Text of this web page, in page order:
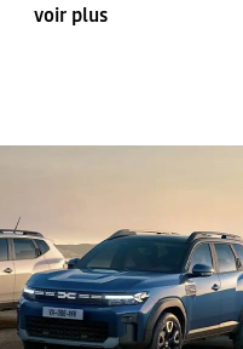
voir plus